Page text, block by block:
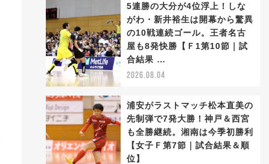
5連勝の大分が4位浮上！しな
がわ・新井裕生は開幕から驚異
の10戦連続ゴール。王者名古
屋も8発快勝【Ｆ1第10節｜試
合結果 …
2026.08.04
浦安がラストマッチ松本直美の
先制弾で7発大勝！神戸＆西宮
も全勝継続。湘南は今季初勝利
【女子Ｆ第7節｜試合結果＆順
位】